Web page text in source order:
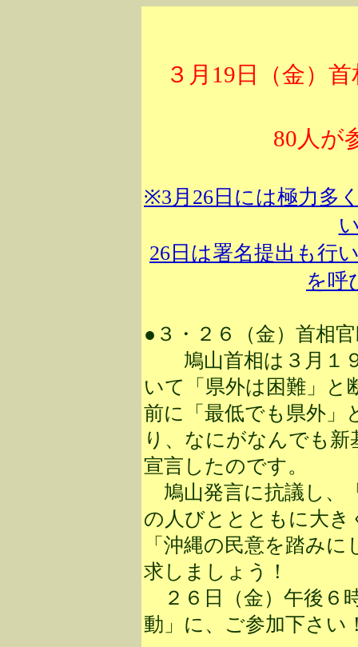
３月19日（金）
80人が
※3月26日には極力多
26日は署名提出も行
を呼
●３・２６（金）首相
鳩山首相は３月１９
いて「県外は困難」
前に「最低でも県外」
り、なにがなんでも
宣言したのです。
鳩山発言に抗議し、
の人びととともに大
「沖縄の民意を踏み
求しましょう！
２６日（金）午後６
動」に、ご参加下さい